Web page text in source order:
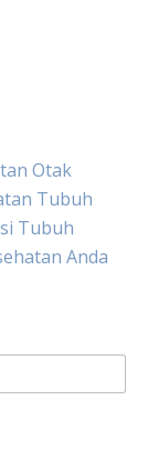
Otak
Tubuh
Tubuh
Anda